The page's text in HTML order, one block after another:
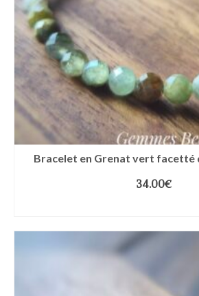
Bracelet en Grenat vert facetté
34.00€